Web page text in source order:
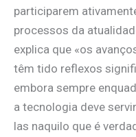
participarem
processos da
explica que «os
têm tido reflexos
embora sempre
a tecnologia deve
las naquilo que é